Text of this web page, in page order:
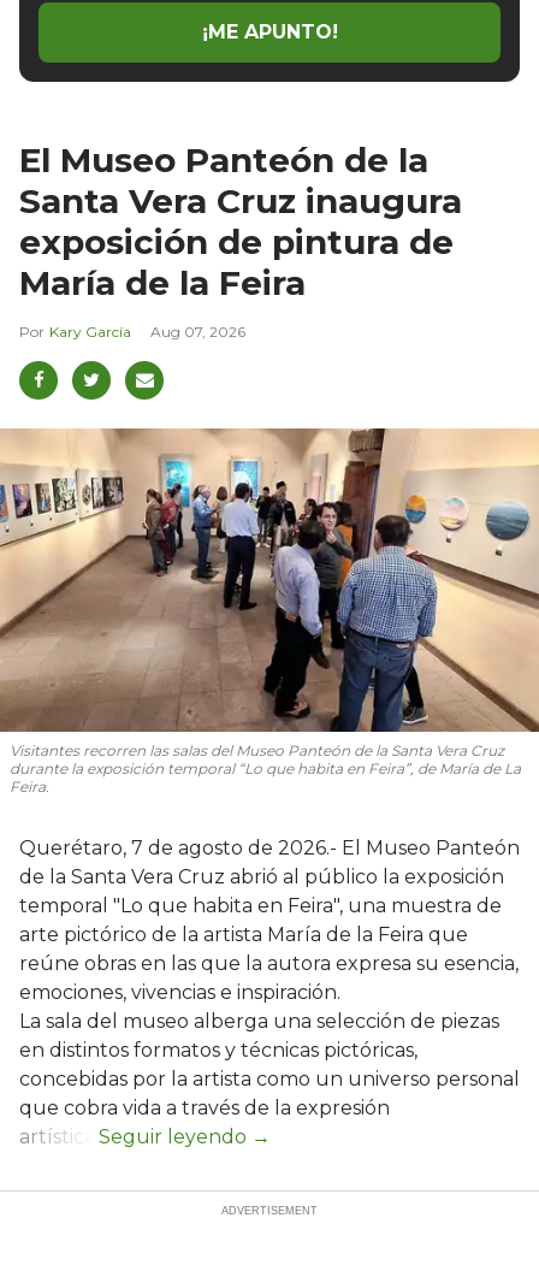
¡ME APUNTO!
El Museo Panteón de la
Santa Vera Cruz inaugura
exposición de pintura de
María de la Feira
Kary García Aug 07, 2026
Visitantes recorren las salas del Museo Panteón de la Santa Vera Cruz
durante la exposición temporal “Lo que habita en Feira”, de María de La
Feira.
Querétaro, 7 de agosto de 2026.- El Museo Panteón
de la Santa Vera Cruz abrió al público la exposición
temporal "Lo que habita en Feira", una muestra de
arte pictórico de la artista María de la Feira que
reúne obras en las que la autora expresa su esencia,
emociones, vivencias e inspiración.
La sala del museo alberga una selección de piezas
en distintos formatos y técnicas pictóricas,
concebidas por la artista como un universo personal
que cobra vida a través de la expresión
artística.